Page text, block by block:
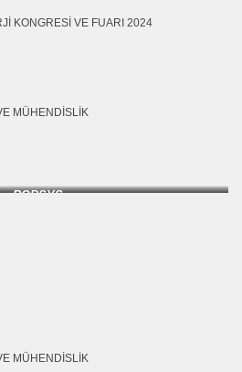
KONGRESI VE FUARI 2024
MÜHENDISLIK
ROBSYS
MÜHENDISLIK